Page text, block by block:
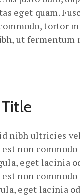
eget quam.
tortor
ut fermentum
nibh ultricies
non
eget lacinia
non
eget lacinia